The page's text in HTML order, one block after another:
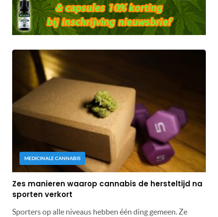
MEDICINALE CANNABIS
Zes manieren waarop cannabis de hersteltijd na
sporten verkort
Sporters op alle niveaus hebben één ding gemeen. Ze